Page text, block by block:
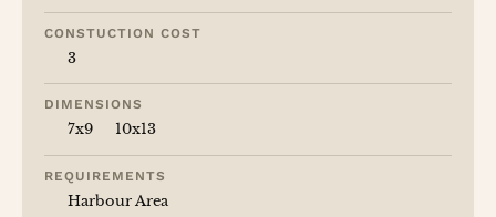
CONSTUCTION COST
3
DIMENSIONS
7x9 10x13
REQUIREMENTS
Harbour Area